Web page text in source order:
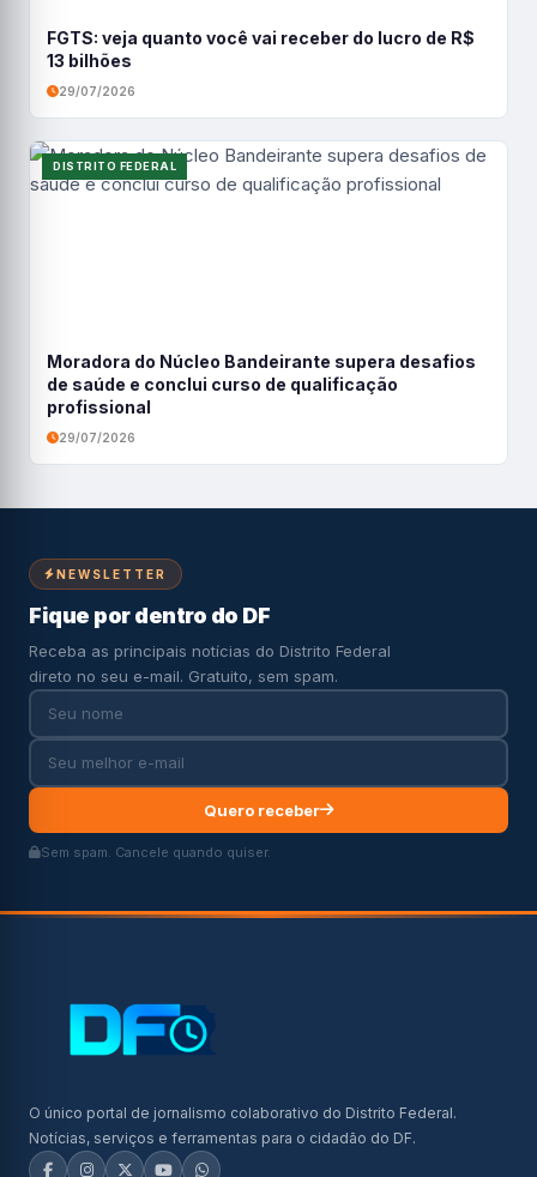
FGTS: veja quanto você vai receber do lucro de R$
13 bilhões
29/07/2026
DISTRITO FEDERAL
Moradora do Núcleo Bandeirante supera desafios
de saúde e conclui curso de qualificação
profissional
29/07/2026
NEWSLETTER
Fique por dentro do DF
Receba as principais notícias do Distrito Federal
direto no seu e-mail. Gratuito, sem spam.
Quero receber
Sem spam. Cancele quando quiser.
O único portal de jornalismo colaborativo do Distrito Federal.
Notícias, serviços e ferramentas para o cidadão do DF.